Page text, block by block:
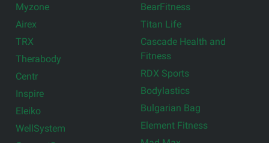
Myzone
Airex
TRX
Therabody
Centr
Inspire
Eleiko
WellSystem
BearFitness
Titan Life
Cascade Health and
Fitness
RDX Sports
Bodylastics
Bulgarian Bag
Element Fitness